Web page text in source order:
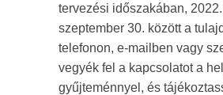
tervezési időszakában,
szeptember 30. között a
telefonon, e-mailben vagy
vegyék fel a kapcsolatot a
gyűjteménnyel, és